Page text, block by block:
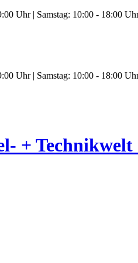
Uhr | Samstag: 10:00 - 18:00
Uhr | Samstag: 10:00 - 18:00